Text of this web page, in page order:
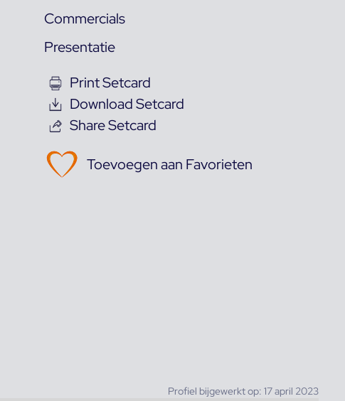
Commercials
Presentatie
Print Setcard
Download Setcard
Share Setcard
Toevoegen aan Favorieten
Profiel bijgewerkt op: 17 april 2023